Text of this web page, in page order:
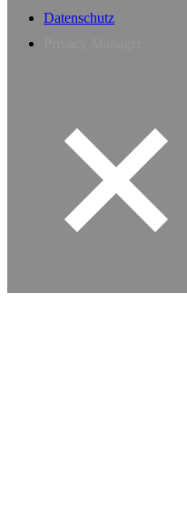
Datenschutz